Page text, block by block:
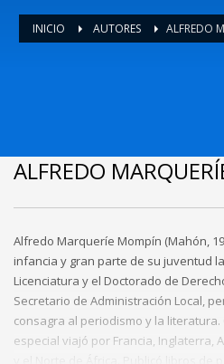
INICIO AUTORES ALFREDO
ALFREDO
Alfredo Marqueríe Mompín (Mahón,
infancia y gran parte de su juventud
Licenciatura y el Doctorado de
Secretario de Administración Local,
consagra al periodismo y la
especial viajó por Francia, Inglaterra,